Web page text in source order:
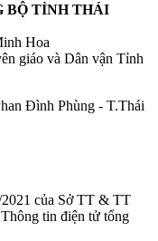
BỘ TỈNH THÁI
Hoa
giáo và Dân vận Tỉnh
Đình Phùng - T.Thái
của Sở TT & TT
tin điện tử tổng